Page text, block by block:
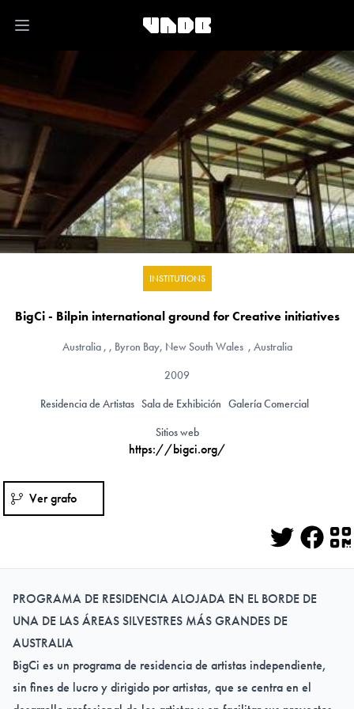
Open main menu
INSTITUTIONS
BigCi - Bilpin international ground for Creative initiatives
Australia, , Byron Bay, New South Wales , Australia
2009
Residencia de Artistas Sala de Exhibición Galería Comercial
Sitios web
https://bigci.org/
Ver grafo
Twitter
PROGRAMA DE RESIDENCIA ALOJADA EN EL BORDE DE
UNA DE LAS ÁREAS SILVESTRES MÁS GRANDES DE
AUSTRALIA
BigCi es un programa de residencia de artistas independiente,
sin fines de lucro y dirigido por artistas, que se centra en el